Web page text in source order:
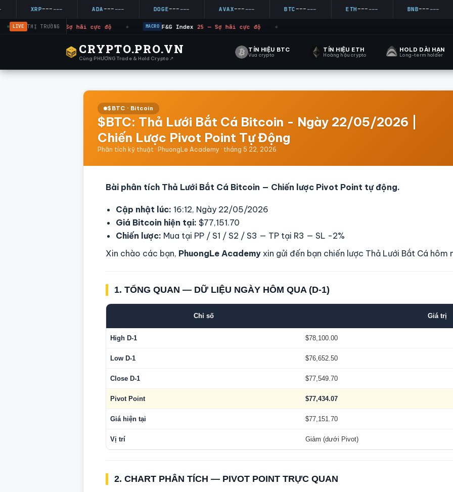
------ ------ DOGE------ AVAX------ ------ ------ ------
LIVE THỊ TRƯỜNG
F&G Index 25 — Sợ hãi cực độ MACRO F&G Index 25 — Sợ hãi cực độ
CRYPTO.PRO.VN
Cùng PHƯƠNG Trade & Hold Crypto ↗
TÍN HIỆU BTC
Vua crypto
TÍN HIỆU ETH
Hoàng hậu crypto
HOLD DÀI HẠN
Long-term holder
$BTC · Bitcoin
$BTC: Thả Lưới Bắt Cá Bitcoin - Ngày 22/05/2026 |
Chiến Lược Pivot Point Tự Động
Phân tích kỹ thuật · PhuongLe Academy · tháng 5 22, 2026
Bài phân tích Thả Lưới Bắt Cá Bitcoin — Chiến lược Pivot Point tự động.
Cập nhật lúc: 16:12, Ngày 22/05/2026
Giá Bitcoin hiện tại: $77,151.70
Chiến lược: Mua tại PP / S1 / S2 / S3 — TP tại R3 — SL -2%
Xin chào các bạn, PhuongLe Academy xin gửi đến bạn chiến lược Thả Lưới Bắt Cá hôm
1. TỔNG QUAN — DỮ LIỆU NGÀY HÔM QUA (D-1)
Chỉ số Giá trị
High D-1 $78,100.00
Low D-1 $76,652.50
Close D-1 $77,549.70
Pivot Point $77,434.07
Giá hiện tại $77,151.70
Vị trí Giảm (dưới Pivot)
2. CHART PHÂN TÍCH — PIVOT POINT TRỰC QUAN